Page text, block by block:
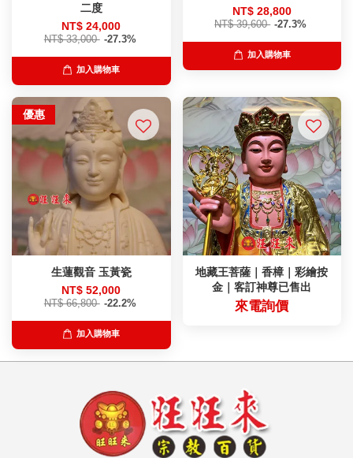
二度
NT$ 24,000
NT$ 33,000 -27.3%
加入購物車
NT$ 28,800
NT$ 39,600 -27.3%
加入購物車
優惠
生蓮觀音 玉黃瓷
NT$ 52,000
NT$ 66,800 -22.2%
加入購物車
地藏王菩薩｜香樟｜彩繪按
金｜客訂神尊已售出
來電詢價